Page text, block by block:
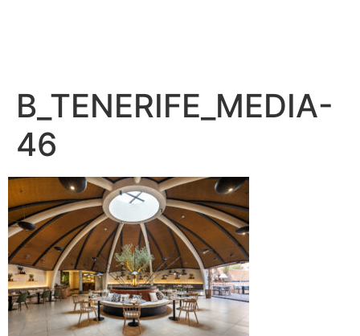
B_TENERIFE_MEDIA-
46